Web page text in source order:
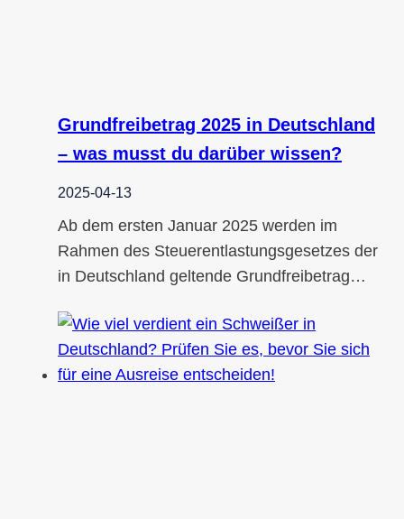
Grundfreibetrag 2025 in Deutschland
– was musst du darüber wissen?
2025-04-13
Ab dem ersten Januar 2025 werden im
Rahmen des Steuerentlastungsgesetzes der
in Deutschland geltende Grundfreibetrag…